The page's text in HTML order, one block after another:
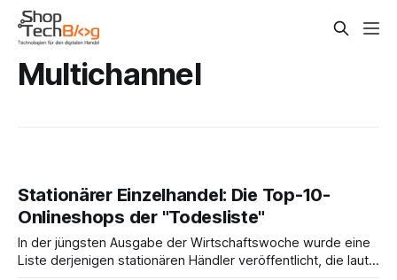
Multichannel
Stationärer Einzelhandel: Die Top-10-
Onlineshops der "Todesliste"
In der jüngsten Ausgabe der Wirtschaftswoche wurde eine
Liste derjenigen stationären Händler veröffentlicht, die laut